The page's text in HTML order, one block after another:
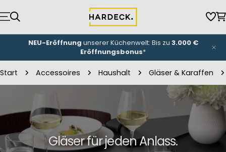
Inhalt
springen
NEU-Eröffnung unserer Küchenwelt: Bis zu 3.000 €
Eröffnungsbonus*
Start Accessoires Haushalt Gläser & Karaffen
Gläser für jeden Anlass.